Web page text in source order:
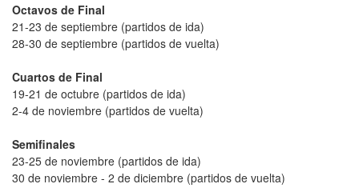
Octavos de Final
21-23 de septiembre (partidos de ida)
28-30 de septiembre (partidos de vuelta)
Cuartos de Final
19-21 de octubre (partidos de ida)
2-4 de noviembre (partidos de vuelta)
Semifinales
23-25 de noviembre (partidos de ida)
30 de noviembre - 2 de diciembre (partidos de vuelta)